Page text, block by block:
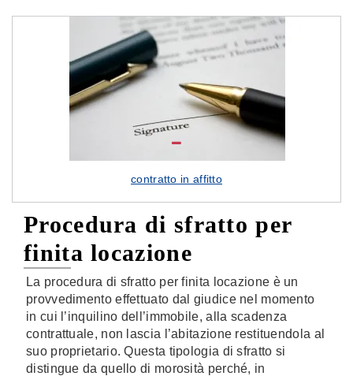
contratto in affitto
Procedura di sfratto per
finita locazione
La procedura di sfratto per finita locazione è un
provvedimento effettuato dal giudice nel momento
in cui l’inquilino dell’immobile, alla scadenza
contrattuale, non lascia l’abitazione restituendola al
suo proprietario. Questa tipologia di sfratto si
distingue da quello di morosità perché, in